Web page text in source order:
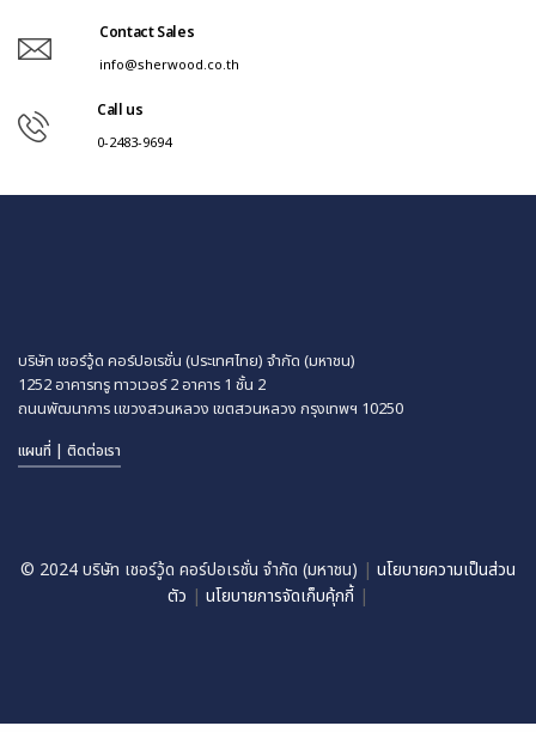
Contact Sales
info@sherwood.co.th
Call us
0-2483-9694
บริษัท เชอร์วู้ด คอร์ปอเรชั่น (ประเทศไทย) จำกัด (มหาชน)
1252 อาคารทรู ทาวเวอร์ 2 อาคาร 1 ชั้น 2
ถนนพัฒนาการ แขวงสวนหลวงเขตสวนหลวง กรุงเทพฯ 10250
แผนที่ | ติดต่อเรา
© 2024 บริษัท เชอร์วู้ด คอร์ปอเรชั่น จำกัด (มหาชน) |นโยบายความเป็นส่วน
ตัว | นโยบายการจัดเก็บคุ้กกี้ |